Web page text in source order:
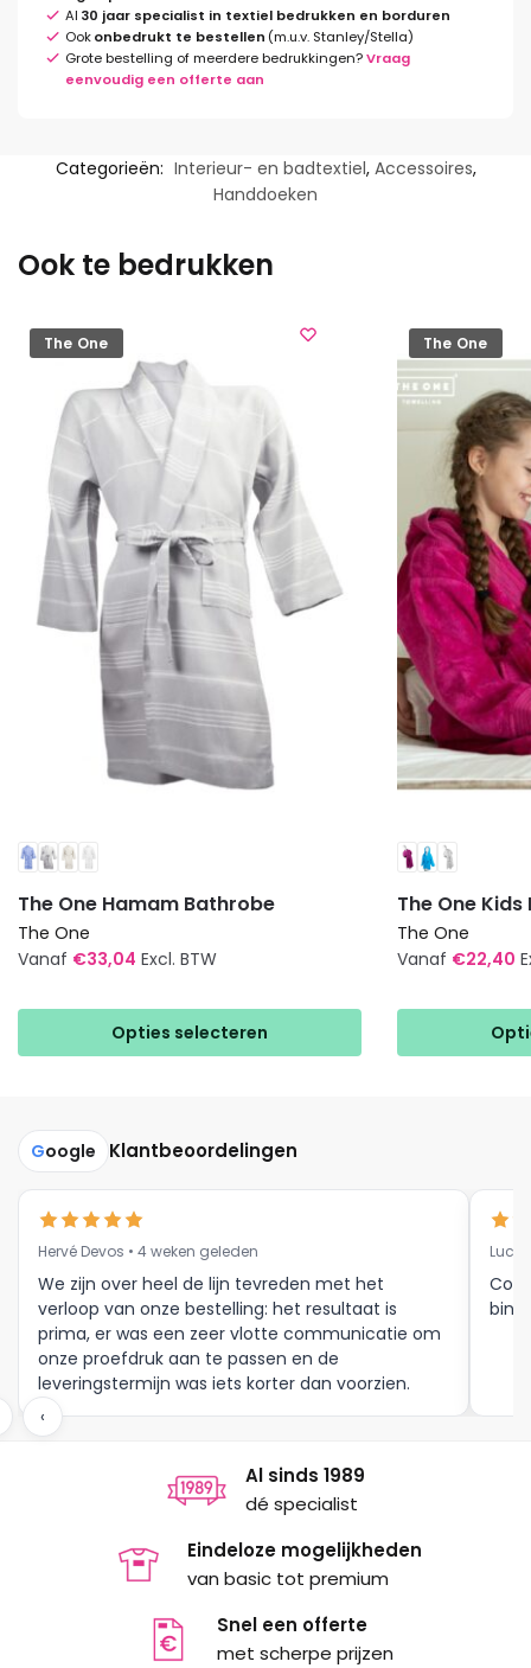
Al 30 jaar specialist in textiel bedrukken en borduren
Ookonbedrukt te bestellen (m.u.v. Stanley/Stella)
Grote bestelling of meerdere bedrukkingen?Vraag
eenvoudig een offerte aan
Categorieën: Interieur- en badtextiel, Accessoires,
Handdoeken
Ook te bedrukken
The One
The One Hamam Bathrobe
The One
Vanaf €33,04 Excl. BTW
Opties selecteren
heeft
Deze
optie
kan
gekozen
worden
op
de
productpagina
The One
The One
The One
Vanaf €22,40
heeft
kan
productpagina
Google Klantbeoordelingen
Hervé Devos • 4 weken geleden
We zijn over heel de lijn tevreden met het
verloop van onze bestelling: het resultaat is
prima, er was een zeer vlotte communicatie om
onze proefdruk aan te passen en de
leveringstermijn was iets korter dan voorzien.
Meer moet dat niet zijn.
Luc
‹
Al sinds 1989
dé specialist
Eindeloze mogelijkheden
van basic tot premium
Snel een offerte
met scherpe prijzen